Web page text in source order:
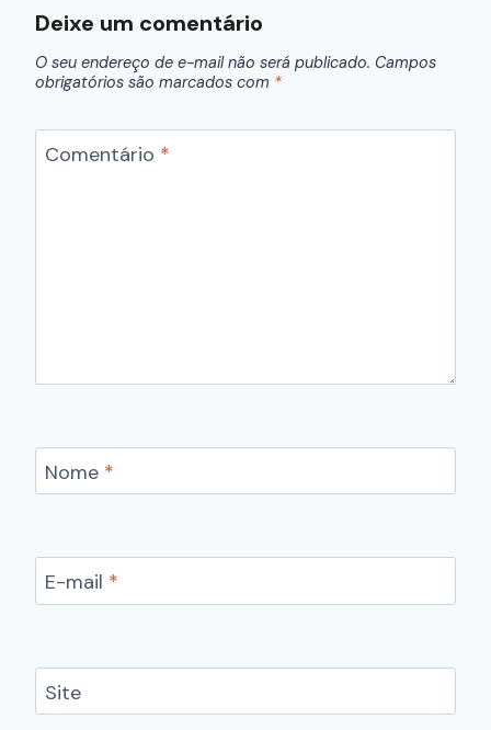
Deixe um comentário
O seu endereço de e-mail não será publicado. Campos
obrigatórios são marcados com *
Comentário *
Nome *
E-mail *
Site